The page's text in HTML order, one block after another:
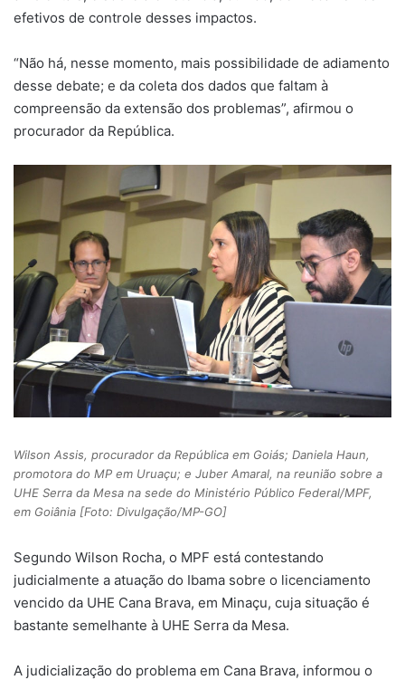
efetivos de controle desses impactos.
“Não há, nesse momento, mais possibilidade de adiamento
desse debate; e da coleta dos dados que faltam à
compreensão da extensão dos problemas”, afirmou o
procurador da República.
Wilson Assis, procurador da República em Goiás; Daniela Haun,
promotora do MP em Uruaçu; e Juber Amaral, na reunião sobre a
UHE Serra da Mesa na sede do Ministério Público Federal/MPF,
em Goiânia [Foto: Divulgação/MP-GO]
Segundo Wilson Rocha, o MPF está contestando
judicialmente a atuação do Ibama sobre o licenciamento
vencido da UHE Cana Brava, em Minaçu, cuja situação é
bastante semelhante à UHE Serra da Mesa.
A judicialização do problema em Cana Brava, informou o